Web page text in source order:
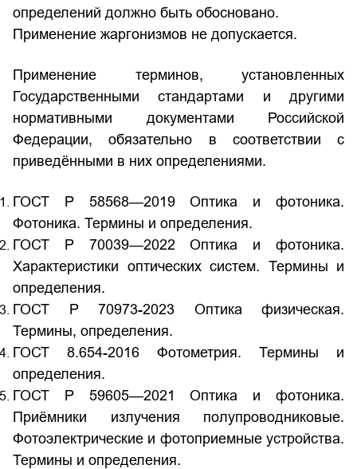
определений должно быть обосновано.
Применение жаргонизмов не допускается.
Применение терминов, установленных
Государственными стандартами и другими
нормативными документами Российской
Федерации, обязательно в соответствии с
приведёнными в них определениями.
ГОСТ Р 58568—2019 Оптика и фотоника.
Фотоника. Термины и определения.
ГОСТ Р 70039—2022 Оптика и фотоника.
Характеристики оптических систем. Термины и
определения.
ГОСТ Р 70973-2023 Оптика физическая.
Термины, определения.
ГОСТ 8.654-2016 Фотометрия. Термины и
определения.
ГОСТ Р 59605—2021 Оптика и фотоника.
Приёмники излучения полупроводниковые.
Фотоэлектрические и фотоприемные устройства.
Термины и определения.